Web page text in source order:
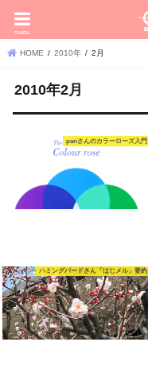
menu
HOME 2010年 2月
2010年2月
pariさんのカラーローズ入門
ハミングバードさん「はじメル」要約